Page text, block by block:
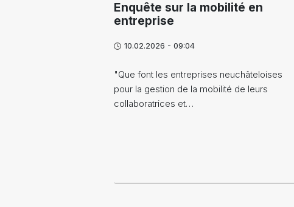
Enquête sur la mobilité en
entreprise
10.02.2026 - 09:04
"Que font les entreprises neuchâteloises
pour la gestion de la mobilité de leurs
collaboratrices et…